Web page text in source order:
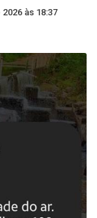
às 18:37